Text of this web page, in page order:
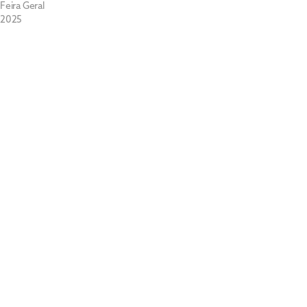
Feira Geral
2025